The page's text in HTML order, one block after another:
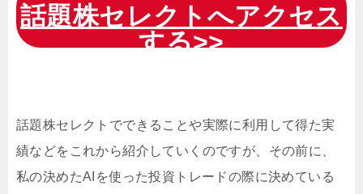
話題株セレクトへアクセス
する>>
話題株セレクトでできることや実際に利用して得た実
績などをこれから紹介していくのですが、その前に、
私の決めたAIを使った投資トレードの際に決めている